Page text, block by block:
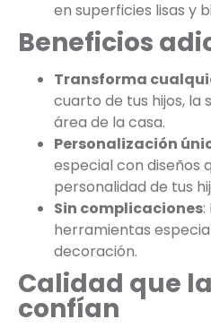
en superficies lisas y
Beneficios
Transforma
cuarto de tus hijos, la
área de la casa.
Personalización
especial con diseños
personalidad de tus
Sin complicaciones
herramientas
decoración.
Calidad que
confían